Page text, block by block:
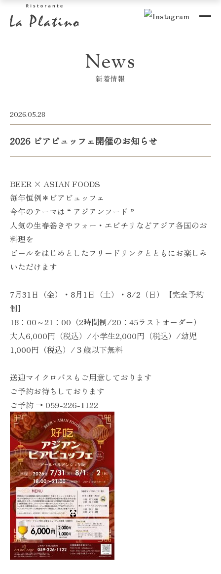
News
新着情報
2026.05.28
2026 ビアビュッフェ開催のお知らせ
BEER × ASIAN FOODS
毎年恒例＊ビアビュッフェ
今年のテーマは “ アジアンフード ”
人気の生春巻きやフォー・エビチリなどアジア各国のお
料理を
ビールをはじめとしたフリードリンクとともにお楽しみ
いただけます
7月31日（金）・8月1日（土）・8/2（日）【完全予約
制】
18：00～21：00（2時間制/20：45ラストオーダー）
大人6,000円（税込）/小学生2,000円（税込）/幼児
1,000円（税込）/３歳以下無料
送迎マイクロバスもご用意しております
ご予約お待ちしております
ご予約 → 059-226-1122